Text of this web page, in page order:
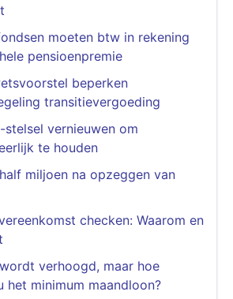
moeten btw in rekening
pensioenpremie
beperken
transitievergoeding
stelsel vernieuwen om
te houden
miljoen na opzeggen van
checken: Waarom en
verhoogd, maar hoe
het minimum maandloon?